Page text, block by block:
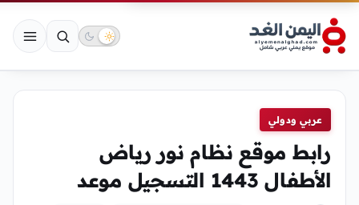
عربي ودولي
رابط موقع نظام نور رياض
الأطفال 1443 التسجيل موعد